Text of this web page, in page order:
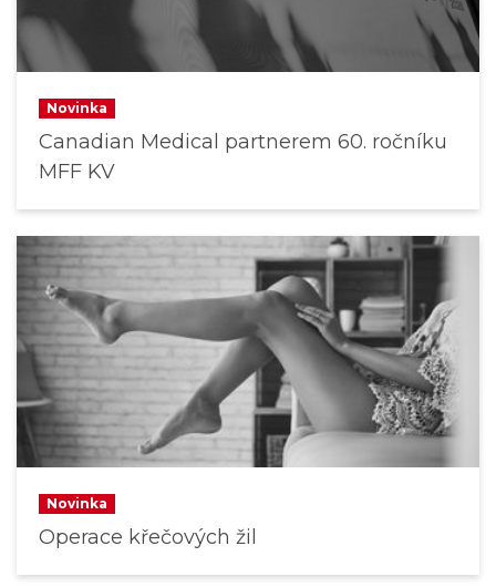
Novinka
Canadian Medical partnerem 60. ročníku
MFF KV
Novinka
Operace křečových žil